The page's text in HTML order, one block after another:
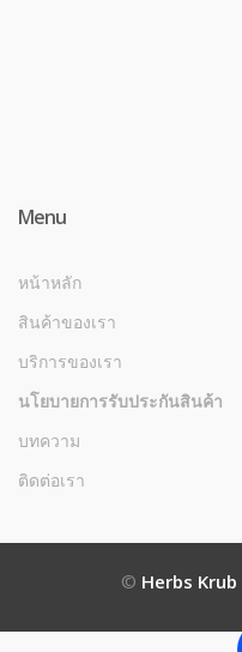
Menu
หน้าหลัก
สินค้าของเรา
บริการของเรา
นโยบายการรับประกันสินค้า
บทความ
ติดต่อเรา
© Herbs Krub